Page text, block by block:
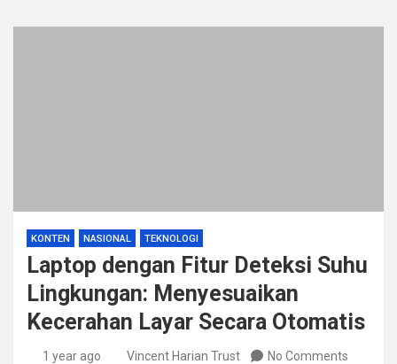
KONTEN NASIONAL TEKNOLOGI
Laptop dengan Fitur Deteksi Suhu
Lingkungan: Menyesuaikan
Kecerahan Layar Secara Otomatis
1 year ago Vincent Harian Trust No Comments